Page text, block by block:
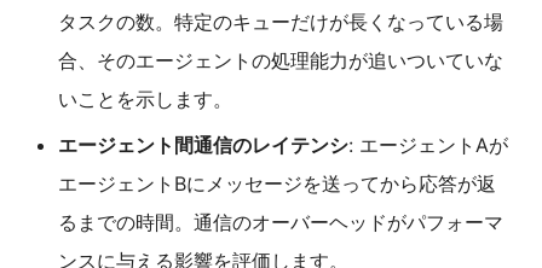
タスクの数。特定のキューだけが長くなっている場
合、そのエージェントの処理能力が追いついていな
いことを示します。
エージェント間通信のレイテンシ: エージェントAが
エージェントBにメッセージを送ってから応答が返
るまでの時間。通信のオーバーヘッドがパフォーマ
ンスに与える影響を評価します。